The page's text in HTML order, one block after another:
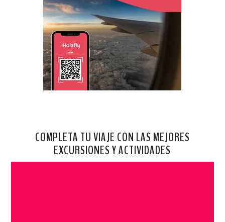
COMPLETA TU VIAJE CON LAS MEJORES
EXCURSIONES Y ACTIVIDADES